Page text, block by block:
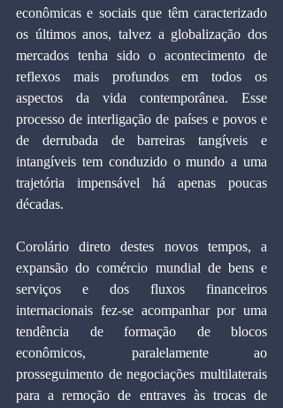
econômicas e sociais que têm caracterizado
os últimos anos, talvez a globalização dos
mercados tenha sido o acontecimento de
reflexos mais profundos em todos os
aspectos da vida contemporânea. Esse
processo de interligação de países e povos e
de derrubada de barreiras tangíveis e
intangíveis tem conduzido o mundo a uma
trajetória impensável há apenas poucas
décadas.
Corolário direto destes novos tempos, a
expansão do comércio mundial de bens e
serviços e dos fluxos financeiros
internacionais fez-se acompanhar por uma
tendência de formação de blocos
econômicos, paralelamente ao
prosseguimento de negociações multilaterais
para a remoção de entraves às trocas de